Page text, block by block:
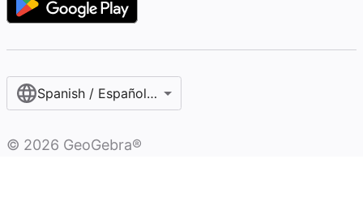
Spanish / Español (internacional)
© 2026 GeoGebra®